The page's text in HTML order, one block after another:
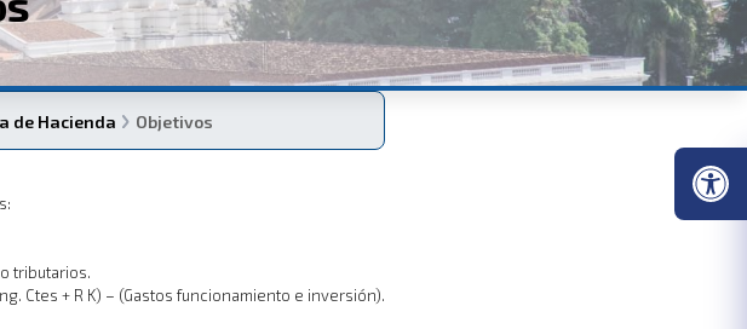
de Hacienda Objetivos
tributarios.
Ctes + R K) – (Gastos funcionamiento e inversión).